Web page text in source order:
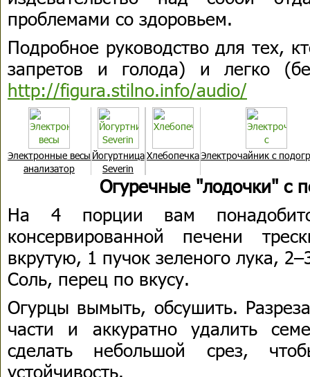
проблемами со здоровьем.
Подробное руководство для тех,
запретов и голода) и легко
http://figura.stilno.info/audio/
Электронные весы
анализатор
Йогуртница
Severin
ХлебопечкаЭлектрочайник с
Огуречные "лодочки" с
На 4 порции вам
консервированной печени
вкрутую, 1 пучок зеленого лука,
Соль, перец по вкусу.
Огурцы вымыть, обсушить.
части и аккуратно удалить
сделать небольшой срез,
устойчивость.